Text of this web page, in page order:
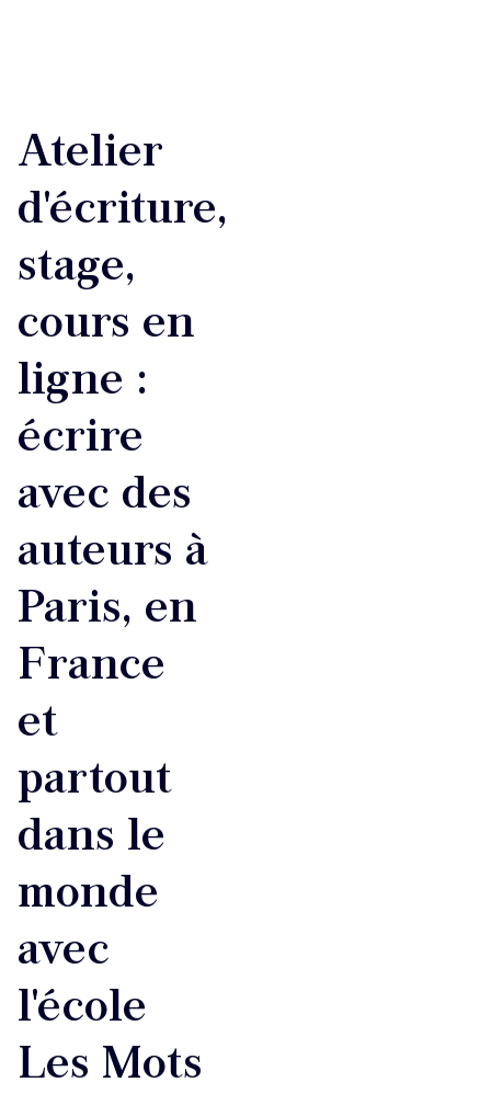
Atelier
d'écriture,
stage,
cours en
ligne :
écrire
avec des
auteurs à
Paris, en
France
et
partout
dans le
monde
avec
l'école
Les Mots